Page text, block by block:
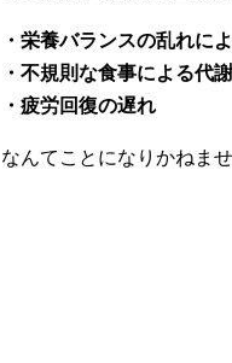
・栄養バランスの乱れに
・不規則な食事による代
・疲労回復の遅れ
なんてことになりかねま